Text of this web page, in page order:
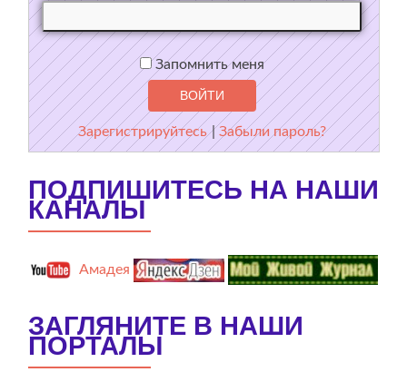
Запомнить меня
Зарегистрируйтесь |Забыли пароль?
ПОДПИШИТЕСЬ НА НАШИ
КАНАЛЫ
Амадея
ЗАГЛЯНИТЕ В НАШИ
ПОРТАЛЫ